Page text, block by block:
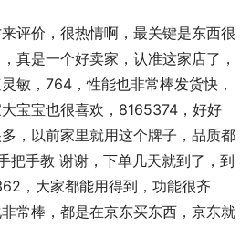
评价，很热情啊，最关键是东西很
真是一个好卖家，认准这家店了，
敏，764，性能也非常棒发货快，
宝宝也很喜欢，8165374，好好
，以前家里就用这个牌子，品质都
把手教 谢谢，下单几天就到了，到
，大家都能用得到，功能很齐
常棒，都是在京东买东西，京东就